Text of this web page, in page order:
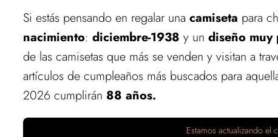
Si estás pensando en regalar una camiseta para
nacimiento: diciembre-1938 y un diseño muy
de las camisetas que más se venden y visitan a
artículos de cumpleaños más buscados para
2026 cumplirán 88 años.
Estamos actualizando el